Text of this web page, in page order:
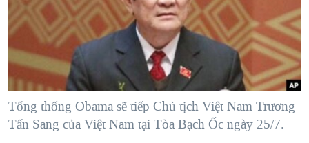
"Tìm" NGƯỜI VIỆT HẢI NGOẠI
ĐỜI SỐNG
KINH TẾ
KHOA HỌC
SỨC KHOẺ
TẠI
HÀNH TRÌNH BẦU CỬ 2024
MỘT NĂM CHIẾN TRANH TẠI DẢI GAZA
GIẢI MÃ VÀNH ĐAI & CON ĐƯỜNG
NGÀY TỊ NẠN THẾ GIỚI
TRỊNH VĨNH BÌNH - NGƯỜI HẠ 'BÊN THẮNG CUỘC'
VIDEO
NGHE
MẠNG XÃ HỘI
Tổng thống Obama sẽ tiếp Chủ tịch Việt Nam Trương
Tấn Sang của Việt Nam tại Tòa Bạch Ốc ngày 25/7.